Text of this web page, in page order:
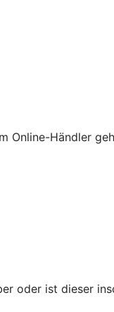
Online-Händler
oder ist dieser